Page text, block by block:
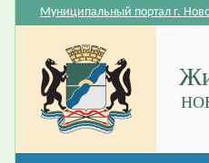
Муниципальный портал г.